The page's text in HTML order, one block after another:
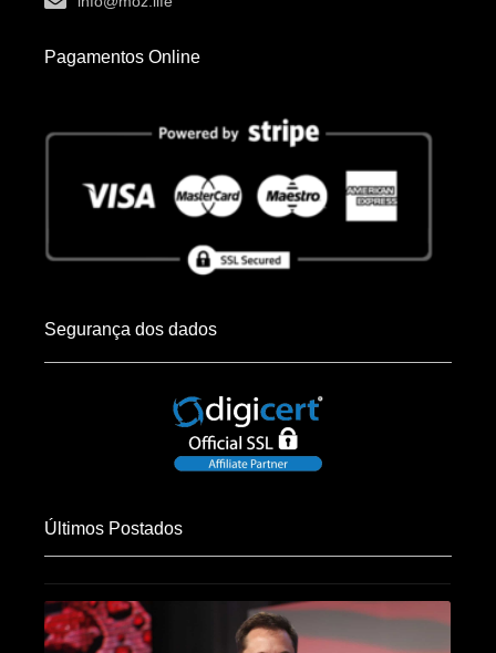
Pagamentos Online
Segurança dos dados
Últimos Postados